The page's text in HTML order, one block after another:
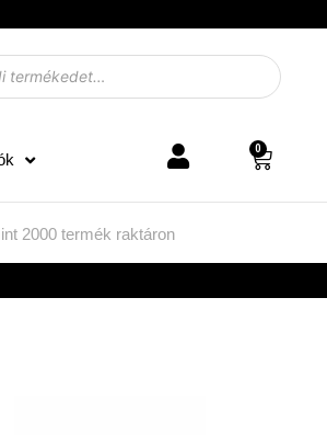
0
2000 termék raktáron